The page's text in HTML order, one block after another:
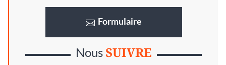
Formulaire
NousSUIVRE